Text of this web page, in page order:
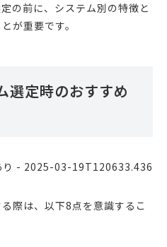
の前に、システム別の特徴と
が重要です。
選定時のおすすめ
際は、以下8点を意識するこ